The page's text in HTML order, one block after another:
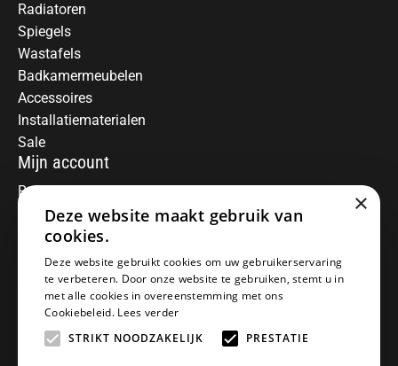
Radiatoren
Spiegels
Wastafels
Badkamermeubelen
Accessoires
Installatiematerialen
Sale
Mijn account
Registreren
Mijn bestellingen
Informatie
Over ons
Algemene voorwaarden
Disclaimer
Privacy Policy
Betaalmethoden
×
Deze website maakt gebruik van
cookies.
Deze website gebruikt cookies om uw gebruikerservaring
te verbeteren. Door onze website te gebruiken, stemt u in
met alle cookies in overeenstemming met ons
Cookiebeleid. Lees verder
STRIKT NOODZAKELIJK
PRESTATIE